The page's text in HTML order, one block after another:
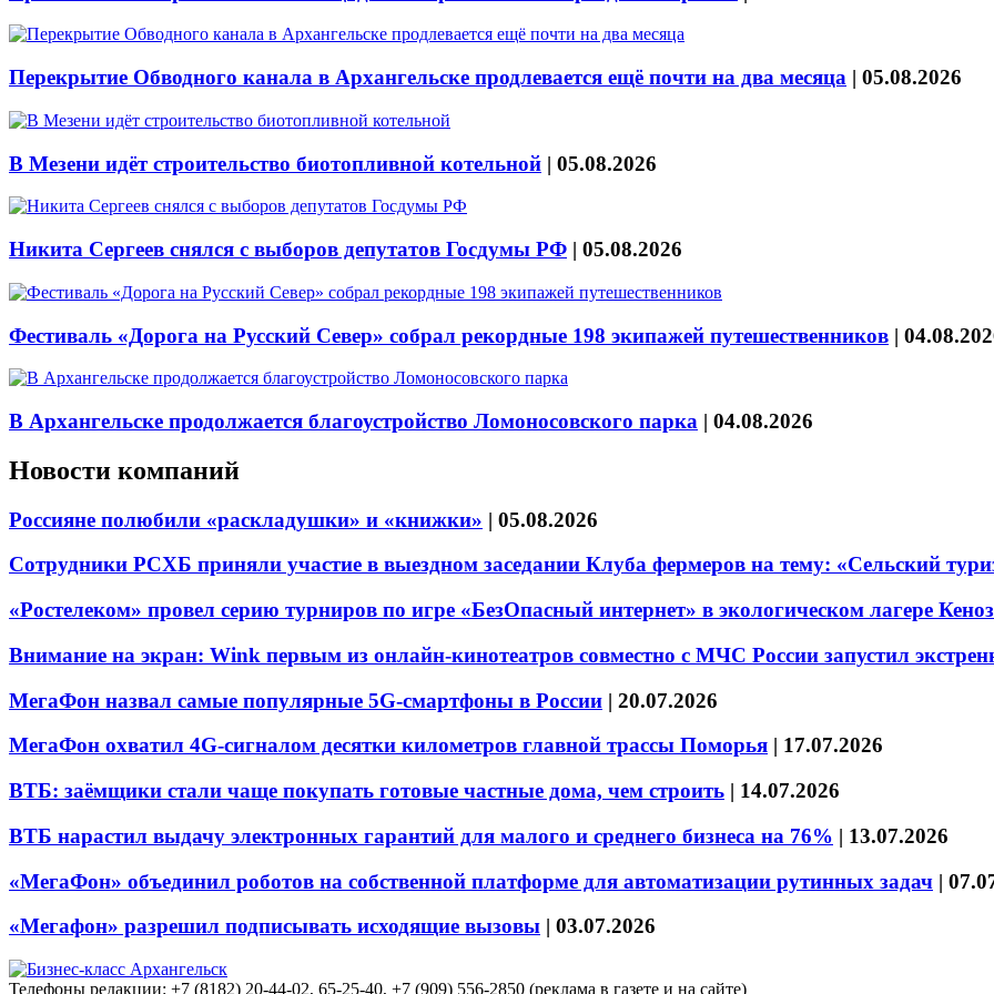
Перекрытие Обводного канала в Архангельске продлевается ещё почти на два месяца | 05.08.2026
В Мезени идёт строительство биотопливной котельной | 05.08.2026
Никита Сергеев снялся с выборов депутатов Госдумы РФ | 05.08.2026
Фестиваль «Дорога на Русский Север» собрал рекордные 198 экипажей путешественников |
В Архангельске продолжается благоустройство Ломоносовского парка | 04.08.2026
Новости компаний
Россияне полюбили «раскладушки» и «книжки» | 05.08.2026
Сотрудники РСХБ приняли участие в выездном заседании Клуба фермеров на тему: «Сельский
«Ростелеком» провел серию турниров по игре «БезОпасный интернет» в экологическом лагере
Внимание на экран: Wink первым из онлайн-кинотеатров совместно с МЧС России запустил
МегаФон назвал самые популярные 5G-смартфоны в России | 20.07.2026
МегаФон охватил 4G-сигналом десятки километров главной трассы Поморья | 17.07.2026
ВТБ: заёмщики стали чаще покупать готовые частные дома, чем строить | 14.07.2026
ВТБ нарастил выдачу электронных гарантий для малого и среднего бизнеса на 76% | 13.07.2026
«МегаФон» объединил роботов на собственной платформе для автоматизации рутинных задач |
«Мегафон» разрешил подписывать исходящие вызовы | 03.07.2026
Телефоны редакции: +7 (8182) 20-44-02, 65-25-40, +7 (909) 556-2850 (реклама в газете и на сайте)